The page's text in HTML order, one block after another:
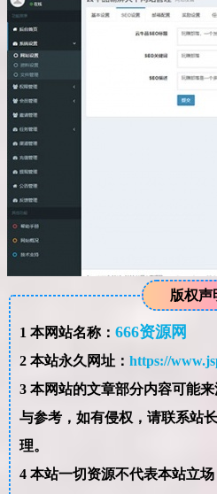
版权声
1 本网站名称： 666资源网
2本站永久网址： https://
3本网站的文章部分内容可能
与参考，如有侵权，请联系站长微信：
理。
4本站一切资源不代表本站立